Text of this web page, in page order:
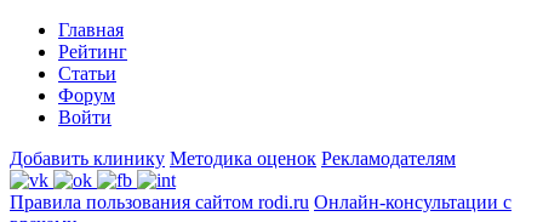
Главная
Рейтинг
Статьи
Форум
Войти
Добавить клинику Методика оценок Рекламодателям
Правила пользования сайтом rodi.ru Онлайн-консультации с